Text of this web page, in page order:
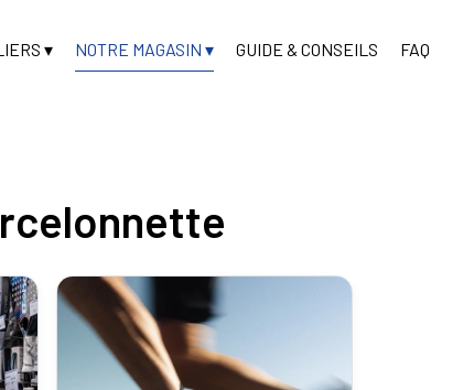
NOTRE MAGASIN GUIDE & CONSEILS FAQ